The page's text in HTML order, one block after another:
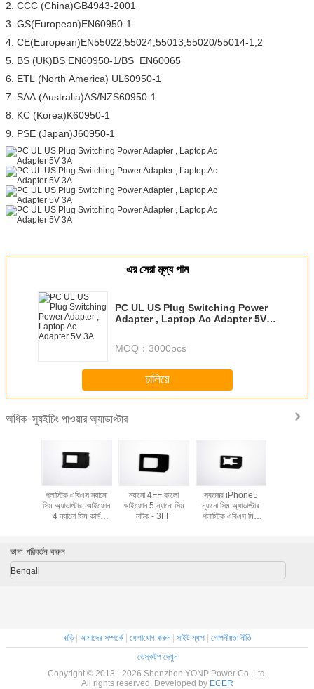
2. CCC (China)GB4943-2001
3. GS(European)EN60950-1
4. CE(European)EN55022,55024,55013,55020/55014-1,2
5. BS (UK)BS EN60950-1/BS EN60065
6. ETL (North America) UL60950-1
7. SAA (Australia)AS/NZS60950-1
8. KC (Korea)K60950-1
9. PSE (Japan)J60950-1
এর সেরা মূল্য পান
PC UL US Plug Switching Power
Adapter , Laptop Ac Adapter 5V
MOQ： 3000pcs
চালিয়ে
অধিক স্যুইচিং পাওয়ার অ্যাডাপ্টার
প্লাস্টিক এবিএস ন্যানো
সিম অ্যাডাপ্টার, আইফোন
4 ন্যানো সিম কার্ড
ন্যানো 4FF কালো
আইফোন 5 ন্যানো সিম
নাটক - 3FF
স্বতন্ত্র iPhone5
ন্যানো সিম অ্যাডাপ্টার
প্লাস্টিক এবিএস মিনি
ভাষা পরিবর্তন করুন
Bengali
বাড়ি| আমাদের সম্পর্কে| যোগাযোগ করুন| সাইট ম্যাপ| গোপনীয়তা নীতি
ডেস্কটপ দেখুন
Copyright © 2013 - 2026 Shenzhen YONP Power Co.,Ltd.
All rights reserved. Developed by ECER